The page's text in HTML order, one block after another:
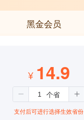
黑金会员
¥ 14.9
支付后可进行选择生效省份